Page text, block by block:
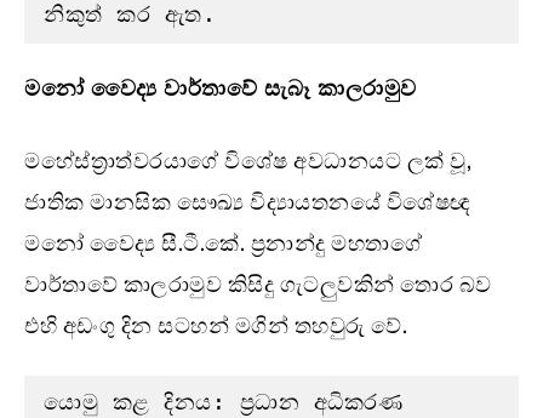
නිකුත් කර ඇත.
මනෝ වෛද්‍ය වාර්තාවේ සැබෑ කාලරාමුව
මහේස්ත්‍රාත්වරයාගේ විශේෂ අවධානයට ලක් වූ,
ජාතික මානසික සෞඛ්‍ය විද්‍යායතනයේ විශේෂඥ
මනෝ වෛද්‍ය සී.ටී.කේ. ප්‍රනාන්දු මහතාගේ
වාර්තාවේ කාලරාමුව කිසිදු ගැටලුවකින් තොර බව
එහි අඩංගු දින සටහන් මගින් තහවුරු වේ.
යොමු කළ දිනය: ප්‍රධාන අධිකරණ